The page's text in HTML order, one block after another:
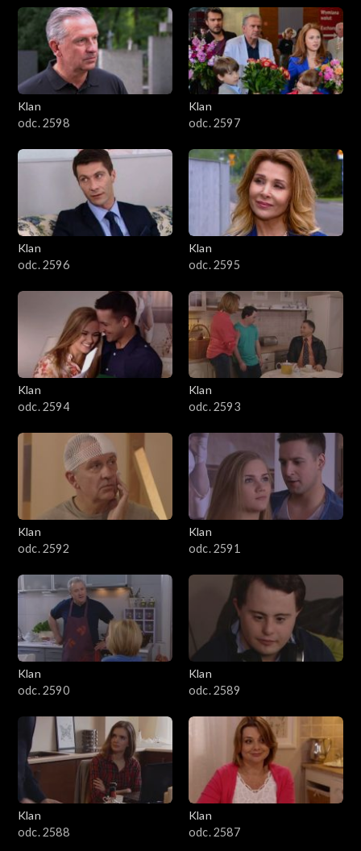
4301–4400
4201–4300
4101–4200
3901–4000
3801–3900
3701–3800
3501–3600
3401–3500
3201–3300
3101–3200
3001–3100
2901–3000
2801–2900
2701–2800
2501–2600
2301–2400
Klan
odc. 2598
Klan
odc. 2597
Klan
odc. 2596
Klan
odc. 2595
Klan
odc. 2594
Klan
odc. 2593
Klan
odc. 2592
Klan
odc. 2591
Klan
odc. 2590
Klan
odc. 2589
Klan
odc. 2588
Klan
odc. 2587